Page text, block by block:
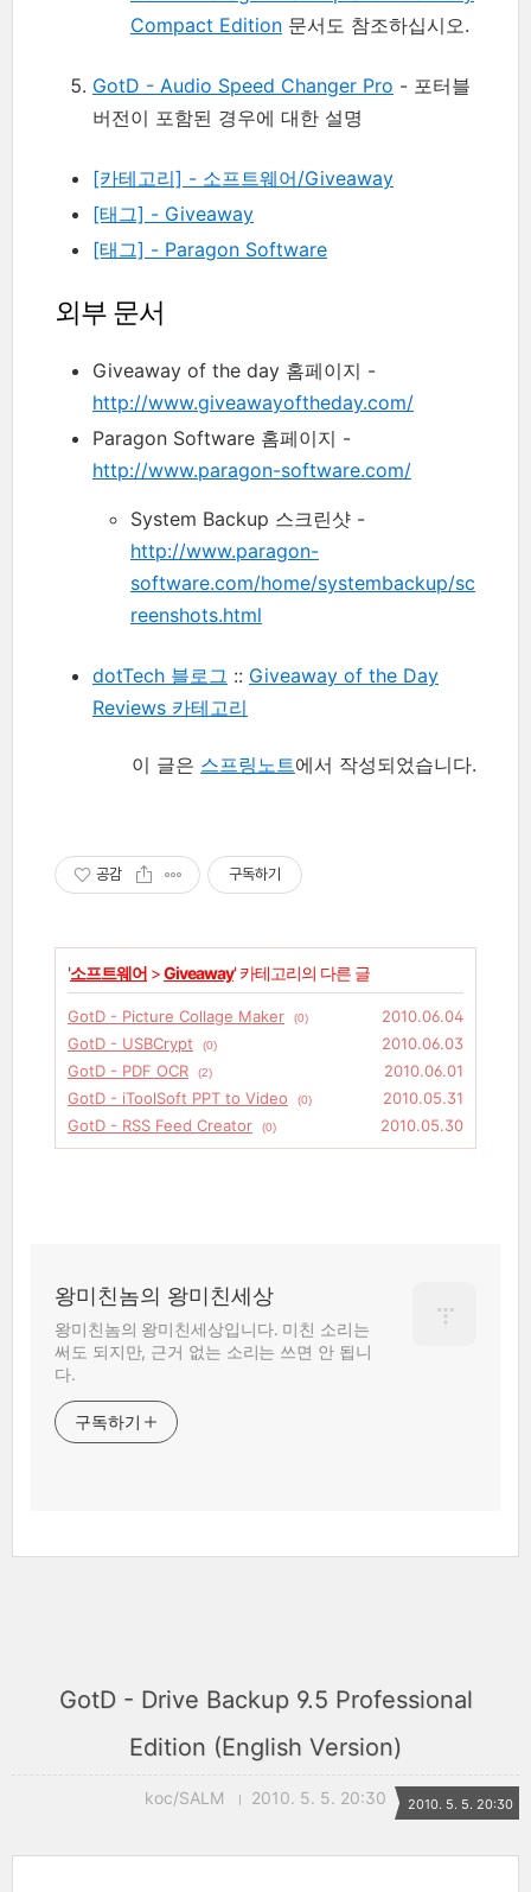
Compact Edition 문서도 참조하십시오.
GotD - Audio Speed Changer Pro - 포터블
버전이 포함된 경우에 대한 설명
[카테고리] - 소프트웨어/Giveaway
[태그] - Giveaway
[태그] - Paragon Software
외부 문서
Giveaway of the day 홈페이지 -
http://www.giveawayoftheday.com/
Paragon Software 홈페이지 -
http://www.paragon-software.com/
System Backup 스크린샷 -
http://www.paragon-
software.com/home/systembackup/sc
reenshots.html
dotTech 블로그 :: Giveaway of the Day
Reviews 카테고리
이 글은 스프링노트에서 작성되었습니다.
공감 구독하기
'소프트웨어 >Giveaway' 카테고리의 다른 글
GotD - Picture Collage Maker (0)
2010.06.04
GotD - USBCrypt
(0)
2010.06.03
GotD - PDF OCR
(2)
2010.06.01
GotD - iToolSoft PPT to Video
(0)
2010.05.31
GotD - RSS Feed Creator
(0) 2010.05.30
왕미친놈의 왕미친세상
왕미친놈의 왕미친세상입니다. 미친 소리는
써도 되지만, 근거 없는 소리는 쓰면 안 됩니
다.
구독하기
GotD - Drive Backup 9.5 Professional
Edition (English Version)
koc/SALM 2010. 5. 5. 20:30 2010. 5. 5. 20:30